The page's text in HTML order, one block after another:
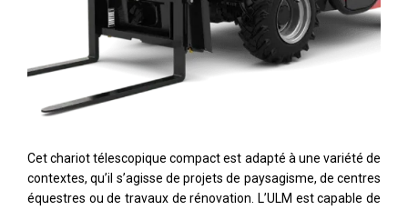
Cet chariot télescopique compact est adapté à une variété de
contextes, qu’il s’agisse de projets de paysagisme, de centres
équestres ou de travaux de rénovation. L’ULM est capable de